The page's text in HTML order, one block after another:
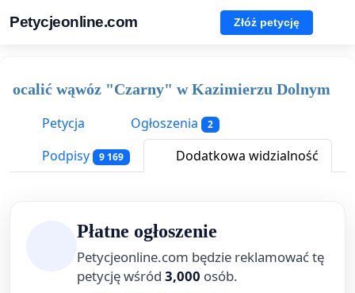
Petycjeonline.com Złóż petycję
ocalić wąwóz "Czarny" w Kazimierzu Dolnym
Petycja
Ogłoszenia 2
Podpisy 9 169 Dodatkowa widzialność
Płatne ogłoszenie
Petycjeonline.com będzie reklamować tę
petycję wśród 3,000 osób.